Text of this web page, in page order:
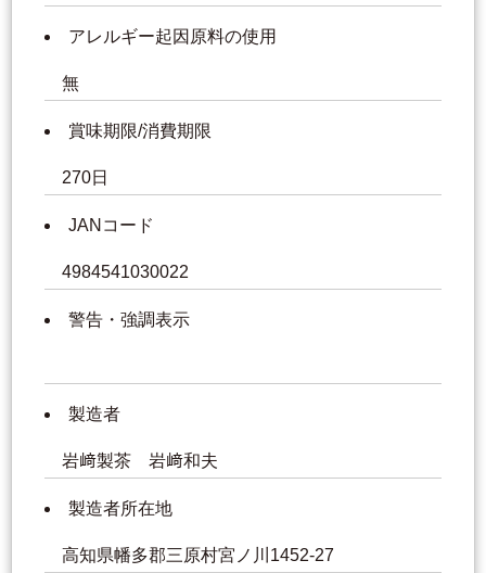
アレルギー起因原料の使用
無
賞味期限/消費期限
270日
JANコード
4984541030022
警告・強調表示
製造者
岩﨑製茶 岩﨑和夫
製造者所在地
高知県幡多郡三原村宮ノ川1452-27